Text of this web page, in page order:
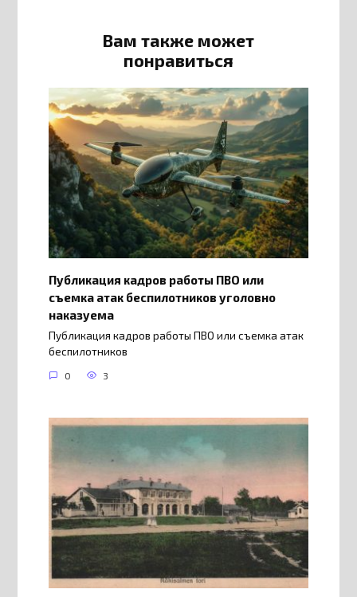
Вам также может
понравиться
Публикация кадров работы ПВО или
съемка атак беспилотников уголовно
наказуема
Публикация кадров работы ПВО или съемка атак
беспилотников
0 3